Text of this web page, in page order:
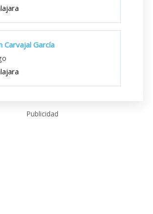
Carvajal García
Publicidad